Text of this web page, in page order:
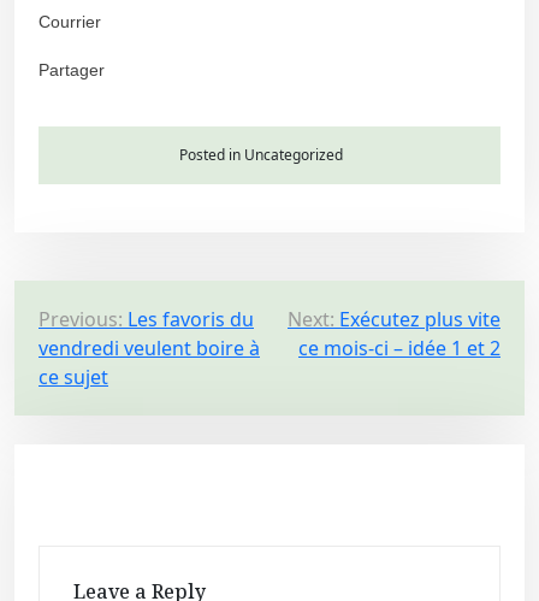
Courrier
Partager
Posted in Uncategorized
P
o
s
t
Previous: Les favoris du
vendredi veulent boire à
ce sujet
Next: Exécutez plus vite
ce mois-ci – idée 1 et 2
Leave a Reply